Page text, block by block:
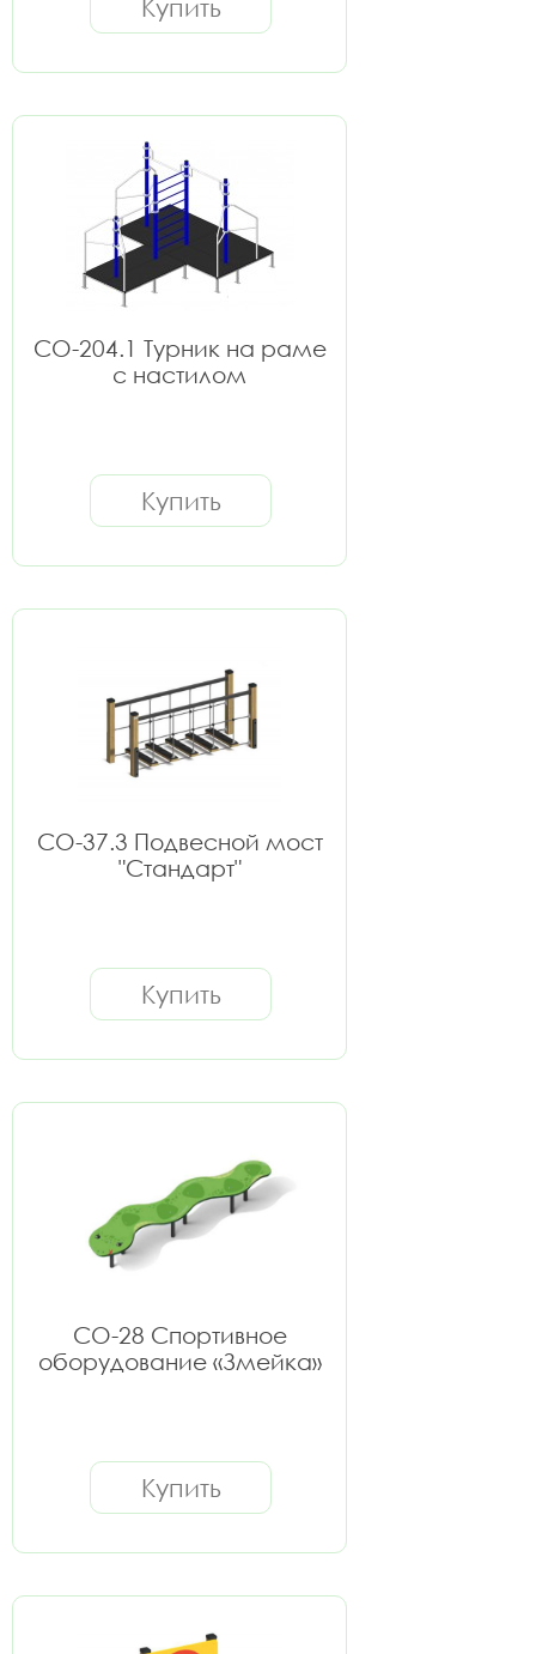
Купить
СО-204.1 Турник на раме
с настилом
Купить
СО-37.3 Подвесной мост
"Стандарт"
Купить
СО-28 Спортивное
оборудование «Змейка»
Купить